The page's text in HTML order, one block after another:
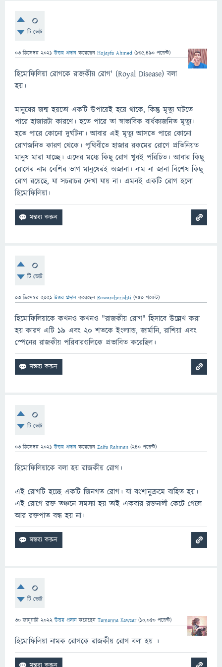
0
টি ভোট
03 ডিসেম্বর 2021 উত্তর প্রদান করেছেন Hojayfa Ahmed (135,490 পয়েন্ট)
হিমোফিলিয়া রোগকে রাজকীয় রোগ' (Royal Disease) বলা
হয়।
মানুষের জন্ম হয়তো একটি উপায়েই হয়ে থাকে, কিন্তু মৃত্যু ঘটতে
পারে হাজারটা কারণে। হতে পারে তা স্বাভাবিক বার্ধক্যজনিত মৃত্যু।
হতে পারে কোনো দুর্ঘটনা। আবার এই মৃত্যু আসতে পারে কোনো
রোগজনিত কারণ থেকে। পৃথিবীতে হাজার রকমের রোগে প্রতিনিয়ত
মানুষ মারা যাচ্ছে। এদের মধ্যে কিছু রোগ খুবই পরিচিত। আবার কিছু
রোগের নাম বেশির ভাগ মানুষেরই অজানা। নাম না জানা বিশেষ কিছু
রোগ রয়েছে, যা সচরাচর দেখা যায় না। এমনই একটি রোগ হলো
হিমোফিলিয়া।
0
টি ভোট
03 ডিসেম্বর 2021 উত্তর প্রদান করেছেন Researcherishti (750 পয়েন্ট)
হিমোফিলিয়াকে কখনও কখনও "রাজকীয় রোগ" হিসাবে উল্লেখ করা
হয় কারণ এটি 19 এবং 20 শতকে ইংল্যান্ড, জার্মানি, রাশিয়া এবং
স্পেনের রাজকীয় পরিবারগুলিকে প্রভাবিত করেছিল।
0
টি ভোট
03 ডিসেম্বর 2021 উত্তর প্রদান করেছেন Zaifa Rahman (240 পয়েন্ট)
হিমোফিলিয়াকে বলা হয় রাজকীয় রোগ।
এই রোগটি হচ্ছে একটি জিনগত রোগ। যা বংশানুক্রমে বাহিত হয়।
এই রোগে রক্ত তঞ্চনে সমস্যা হয় তাই একবার রক্তনালী কেটে গেলে
আর রক্তপাত বন্ধ হয় না।
0
টি ভোট
30 জানুয়ারি 2022 উত্তর প্রদান করেছেন Tamanna Kawsar (10,050 পয়েন্ট)
হিমোফিলিয়া নামক রোগকে রাজকীয় রোগ বলা হয় ।